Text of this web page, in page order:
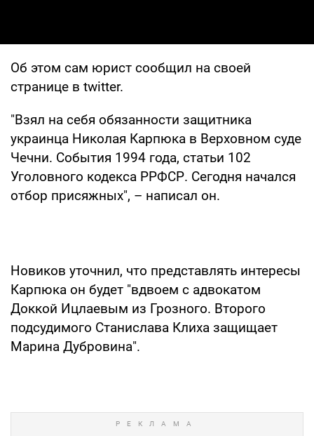
Об этом сам юрист сообщил на своей
странице в twitter.
"Взял на себя обязанности защитника
украинца Николая Карпюка в Верховном суде
Чечни. События 1994 года, статьи 102
Уголовного кодекса РРФСР. Сегодня начался
отбор присяжных", – написал он.
Новиков уточнил, что представлять интересы
Карпюка он будет "вдвоем с адвокатом
Доккой Ицлаевым из Грозного. Второго
подсудимого Станислава Клиха защищает
Марина Дубровина".